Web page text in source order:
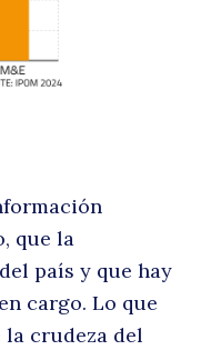
que la
país y que hay
cargo. Lo que
la crudeza del